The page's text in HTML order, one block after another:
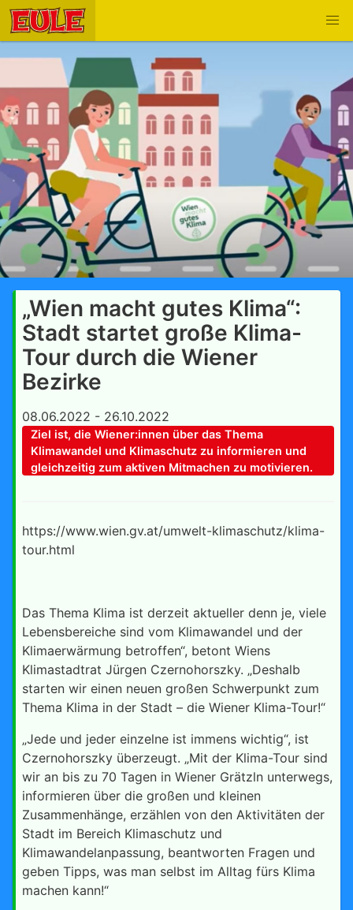
„Wien macht gutes Klima“:
Stadt startet große Klima-
Tour durch die Wiener
Bezirke
08.06.2022 - 26.10.2022
Ziel ist, die Wiener:innen über das Thema
Klimawandel und Klimaschutz zu informieren und
gleichzeitig zum aktiven Mitmachen zu motivieren.
https://www.wien.gv.at/umwelt-klimaschutz/klima-
tour.html
Das Thema Klima ist derzeit aktueller denn je, viele
Lebensbereiche sind vom Klimawandel und der
Klimaerwärmung betroffen“, betont Wiens
Klimastadtrat Jürgen Czernohorszky. „Deshalb
starten wir einen neuen großen Schwerpunkt zum
Thema Klima in der Stadt – die Wiener Klima-Tour!“
„Jede und jeder einzelne ist immens wichtig“, ist
Czernohorszky überzeugt. „Mit der Klima-Tour sind
wir an bis zu 70 Tagen in Wiener Grätzln unterwegs,
informieren über die großen und kleinen
Zusammenhänge, erzählen von den Aktivitäten der
Stadt im Bereich Klimaschutz und
Klimawandelanpassung, beantworten Fragen und
geben Tipps, was man selbst im Alltag fürs Klima
machen kann!“